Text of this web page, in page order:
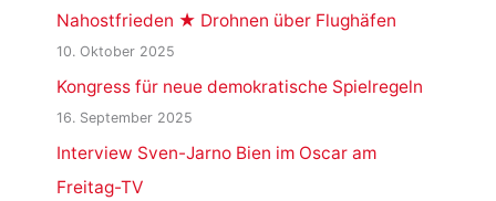
Nahostfrieden ★ Drohnen über Flughäfen
10. Oktober 2025
Kongress für neue demokratische Spielregeln
16. September 2025
Interview Sven-Jarno Bien im Oscar am
Freitag-TV